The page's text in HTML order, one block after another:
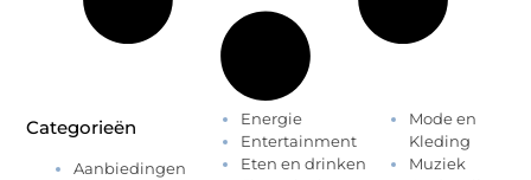
Categorieën
Aanbiedingen
Energie
Entertainment
Eten en drinken
Mode en
Kleding
Muziek